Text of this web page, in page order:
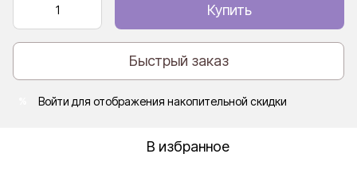
Купить
Быстрый заказ
Войти для отображения накопительной скидки
В избранное